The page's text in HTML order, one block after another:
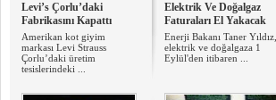
Levi’s Çorlu’daki
Fabrikasını Kapattı
Amerikan kot giyim
markası Levi Strauss
Çorlu’daki üretim
tesislerindeki ...
Elektrik Ve Doğalgaz
Faturaları El Yakacak
Enerji Bakanı Taner Yıldız,
elektrik ve doğalgaza 1
Eylül'den itibaren ...